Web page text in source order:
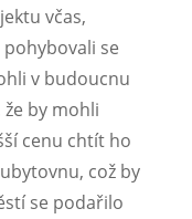
včas,
se
v budoucnu
by mohli
cenu chtít ho
což by
se podařilo